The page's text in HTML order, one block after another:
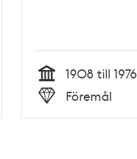
Tid
1908 till 1976
Typ
Föremål